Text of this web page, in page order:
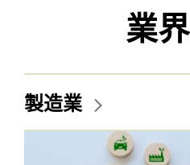
業
製造業